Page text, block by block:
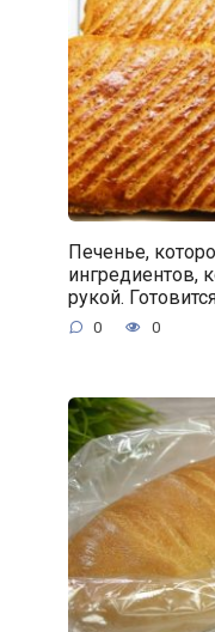
Печенье,
ингредиентов,
рукой.
0 0